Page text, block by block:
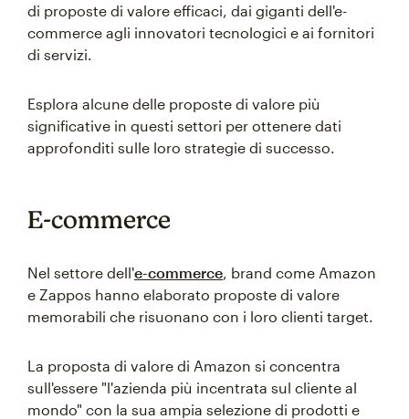
di proposte di valore efficaci, dai giganti dell'e-
commerce agli innovatori tecnologici e ai fornitori
di servizi.
Esplora alcune delle proposte di valore più
significative in questi settori per ottenere dati
approfonditi sulle loro strategie di successo.
E-commerce
Nel settore dell'e-commerce, brand come Amazon
e Zappos hanno elaborato proposte di valore
memorabili che risuonano con i loro clienti target.
La proposta di valore di Amazon si concentra
sull'essere "l'azienda più incentrata sul cliente al
mondo" con la sua ampia selezione di prodotti e